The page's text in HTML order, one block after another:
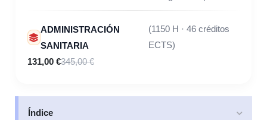
ADMINISTRACIÓN
SANITARIA
(1150 H · 46 créditos
ECTS)
131,00 €345,00 €
Índice